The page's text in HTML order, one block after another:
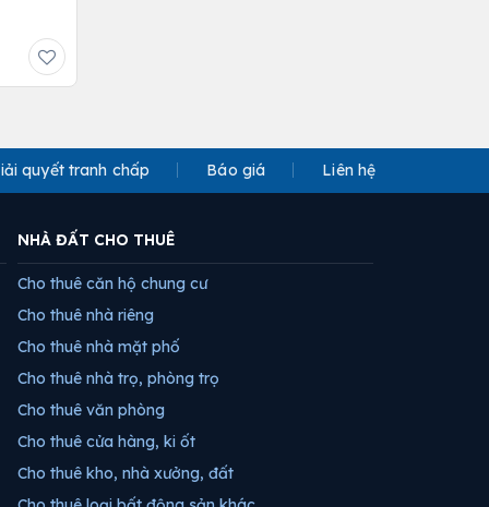
quyết tranh chấp Báo giá Liên hệ
NHÀ ĐẤT CHO THUÊ
Cho thuê căn hộ chung cư
Cho thuê nhà riêng
Cho thuê nhà mặt phố
Cho thuê nhà trọ, phòng trọ
Cho thuê văn phòng
Cho thuê cửa hàng, ki ốt
Cho thuê kho, nhà xưởng, đất